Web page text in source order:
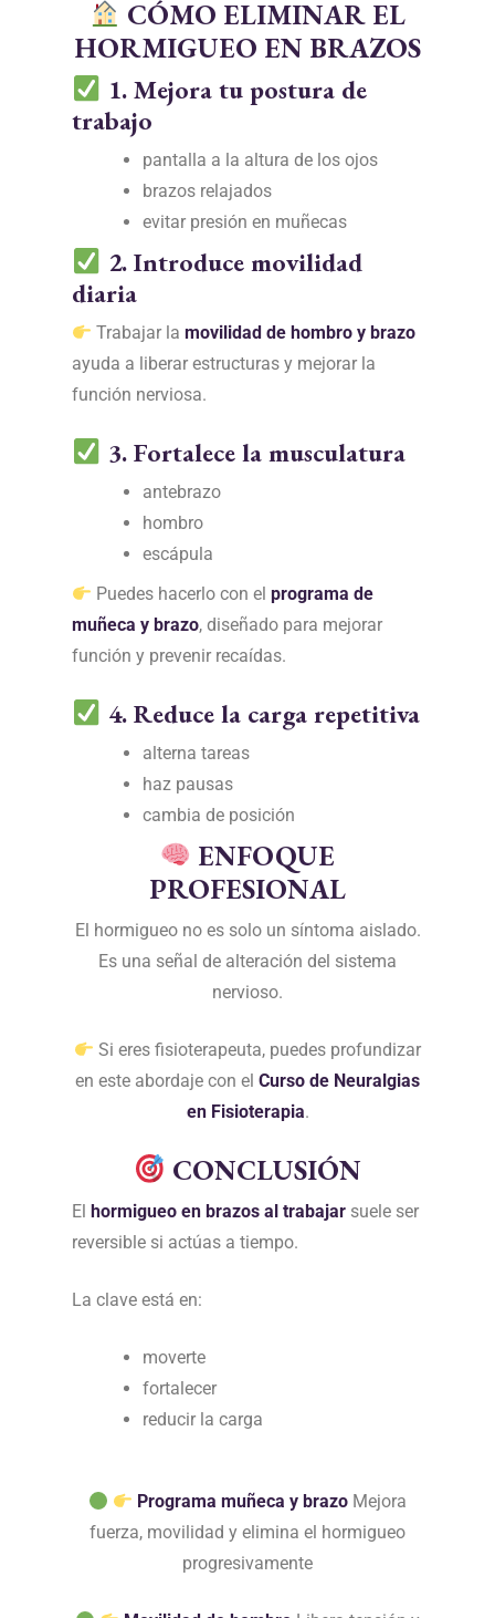
CÓMO ELIMINAR EL
HORMIGUEO EN BRAZOS
1. Mejora tu postura de
trabajo
pantalla a la altura de los ojos
brazos relajados
evitar presión en muñecas
2. Introduce movilidad
diaria
Trabajar la movilidad de hombro y brazo
ayuda a liberar estructuras y mejorar la
función nerviosa.
3. Fortalece la musculatura
antebrazo
hombro
escápula
Puedes hacerlo con el programa de
muñeca y brazo, diseñado para mejorar
función y prevenir recaídas.
4. Reduce la carga repetitiva
alterna tareas
haz pausas
cambia de posición
ENFOQUE
PROFESIONAL
El hormigueo no es solo un síntoma aislado.
Es una señal de alteración del sistema
nervioso.
Si eres fisioterapeuta, puedes profundizar
en este abordaje con el Curso de Neuralgias
en Fisioterapia.
CONCLUSIÓN
El hormigueo en brazos al trabajar suele ser
reversible si actúas a tiempo.
La clave está en:
moverte
fortalecer
reducir la carga
Programa muñeca y brazo Mejora
fuerza, movilidad y elimina el hormigueo
progresivamente